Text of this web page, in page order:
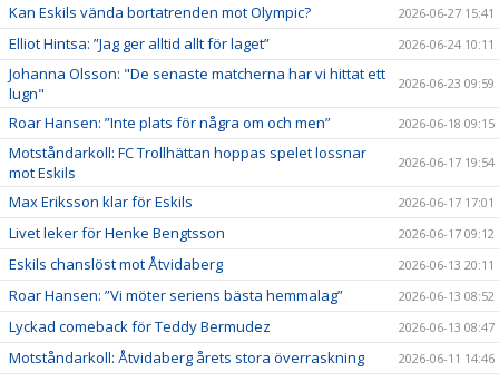
Kan Eskils vända bortatrenden mot Olympic? 2026-06-27 15:41
Elliot Hintsa: ”Jag ger alltid allt för laget” 2026-06-24 10:11
Johanna Olsson: "De senaste matcherna har vi hittat ett
lugn"
2026-06-23 09:59
Roar Hansen: ”Inte plats för några om och men” 2026-06-18 09:15
Motståndarkoll: FC Trollhättan hoppas spelet lossnar
mot Eskils
2026-06-17 19:54
Max Eriksson klar för Eskils 2026-06-17 17:01
Livet leker för Henke Bengtsson 2026-06-17 09:12
Eskils chanslöst mot Åtvidaberg 2026-06-13 20:11
Roar Hansen: ”Vi möter seriens bästa hemmalag” 2026-06-13 08:52
Lyckad comeback för Teddy Bermudez 2026-06-13 08:47
Motståndarkoll: Åtvidaberg årets stora överraskning 2026-06-11 14:46